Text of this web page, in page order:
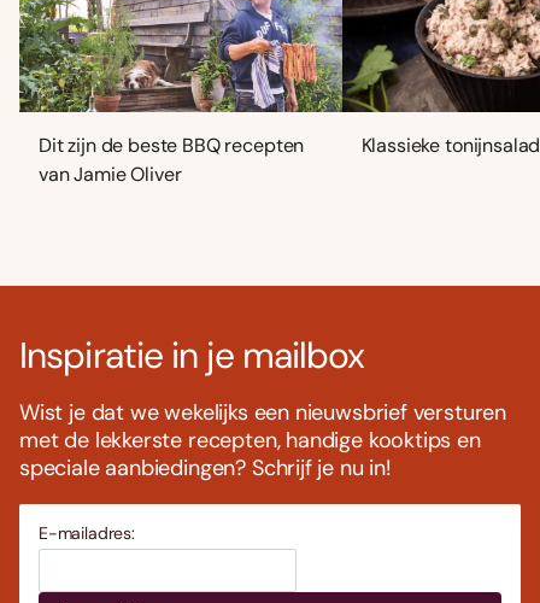
Dit zijn de beste BBQ recepten
van Jamie Oliver
Klassieke
Inspiratie in je mailbox
Wist je dat we wekelijks een nieuwsbrief versturen
met de lekkerste recepten, handige kooktips en
speciale aanbiedingen? Schrijf je nu in!
E-mailadres: